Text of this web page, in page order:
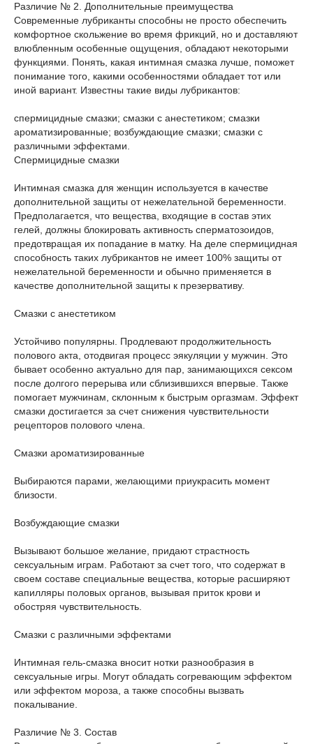
Различие № 2. Дополнительные преимущества
Современные лубриканты способны не просто обеспечить
комфортное скольжение во время фрикций, но и доставляют
влюбленным особенные ощущения, обладают некоторыми
функциями. Понять, какая интимная смазка лучше, поможет
понимание того, какими особенностями обладает тот или
иной вариант. Известны такие виды лубрикантов:
спермицидные смазки; смазки с анестетиком; смазки
ароматизированные; возбуждающие смазки; смазки с
различными эффектами.
Спермицидные смазки
Интимная смазка для женщин используется в качестве
дополнительной защиты от нежелательной беременности.
Предполагается, что вещества, входящие в состав этих
гелей, должны блокировать активность сперматозоидов,
предотвращая их попадание в матку. На деле спермицидная
способность таких лубрикантов не имеет 100% защиты от
нежелательной беременности и обычно применяется в
качестве дополнительной защиты к презервативу.
Смазки с анестетиком
Устойчиво популярны. Продлевают продолжительность
полового акта, отодвигая процесс эякуляции у мужчин. Это
бывает особенно актуально для пар, занимающихся сексом
после долгого перерыва или сблизившихся впервые. Также
помогает мужчинам, склонным к быстрым оргазмам. Эффект
смазки достигается за счет снижения чувствительности
рецепторов полового члена.
Смазки ароматизированные
Выбираются парами, желающими приукрасить момент
близости.
Возбуждающие смазки
Вызывают большое желание, придают страстность
сексуальным играм. Работают за счет того, что содержат в
своем составе специальные вещества, которые расширяют
капилляры половых органов, вызывая приток крови и
обостряя чувствительность.
Смазки с различными эффектами
Интимная гель-смазка вносит нотки разнообразия в
сексуальные игры. Могут обладать согревающим эффектом
или эффектом мороза, а также способны вызвать
покалывание.
Различие № 3. Состав